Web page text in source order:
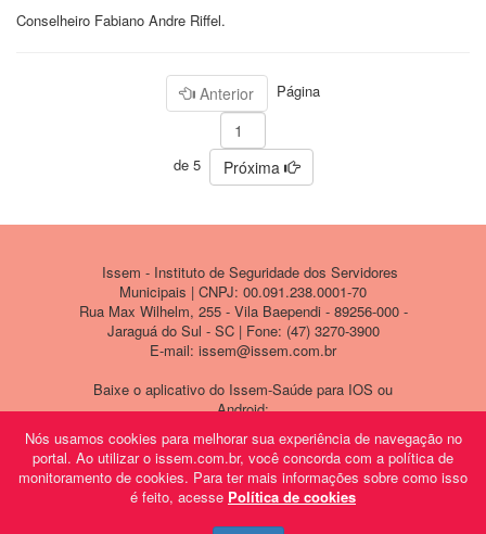
Nós usamos cookies para melhorar sua experiência de navegação no
portal. Ao utilizar o issem.com.br, você concorda com a política de
monitoramento de cookies. Para ter mais informações sobre como isso
é feito, acesse Política de cookies
Conselheiro Fabiano Andre Riffel.
Anterior Página
de 5 Próxima
Issem - Instituto de Seguridade dos Servidores
Municipais | CNPJ: 00.091.238.0001-70
Rua Max Wilhelm, 255 - Vila Baependi - 89256-000 -
Jaraguá do Sul - SC | Fone: (47) 3270-3900
E-mail: issem@issem.com.br
Baixe o aplicativo do Issem-Saúde para IOS ou
Android: